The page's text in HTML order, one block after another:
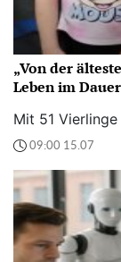
„Von der
Leben im
Mit 51
09:00 15.07